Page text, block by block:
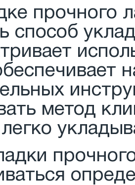
прочного
способ
метод